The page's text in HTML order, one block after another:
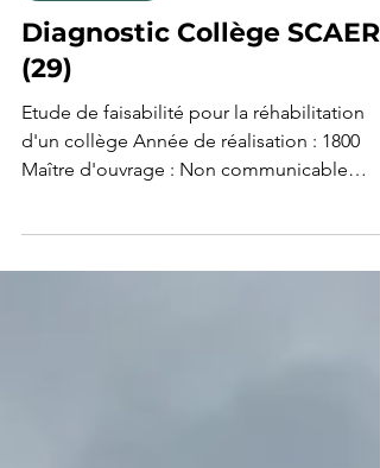
Audit
Diagnostic Collège SCAER
(29)
Etude de faisabilité pour la réhabilitation
d'un collège Année de réalisation : 1800
Adresse : SCAER...